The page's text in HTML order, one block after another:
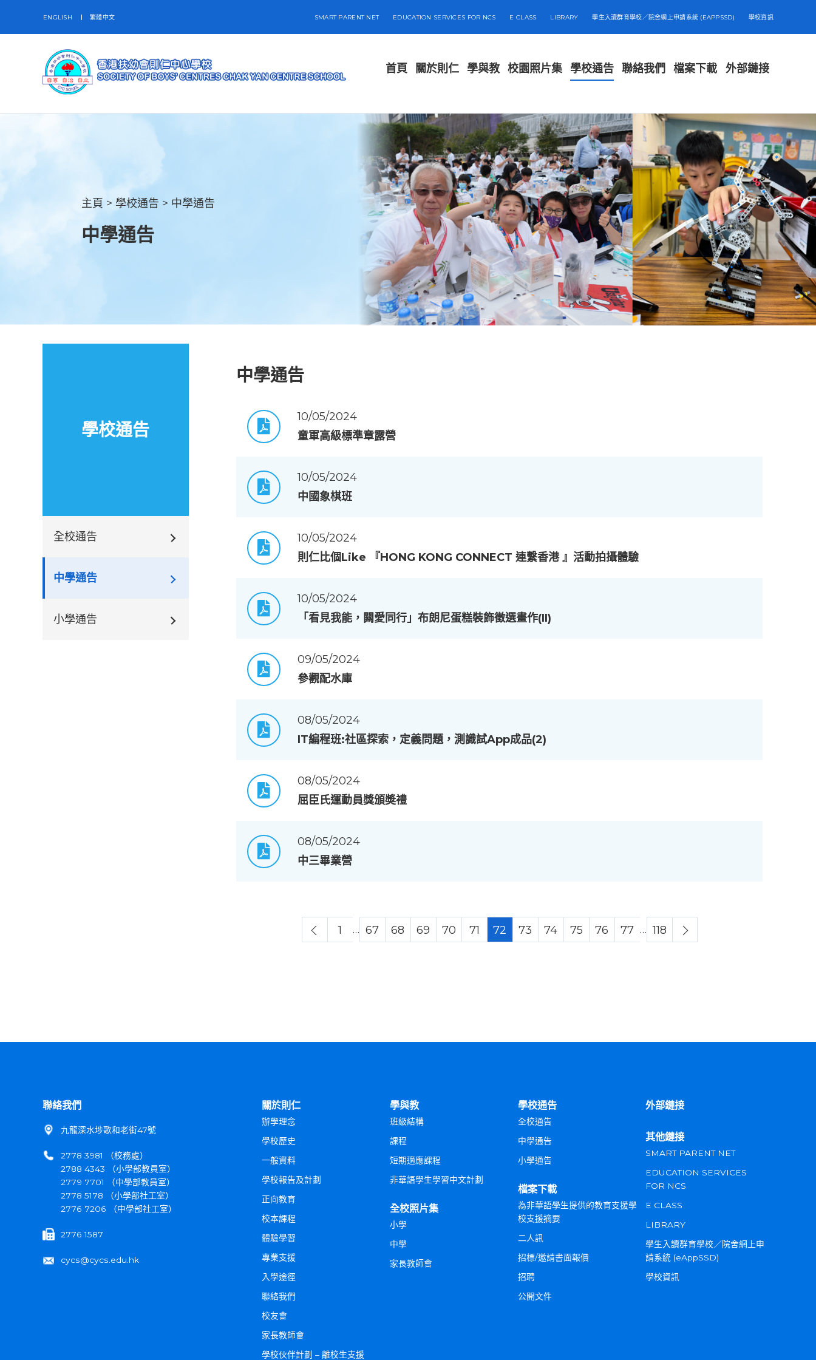
ENGLISH 繁體中文 SMART PARENT NET EDUCATION SERVICES FOR NCS E CLASS LIBRARY 學生入讀群育學校／院舍網上申請系統 (EAPPSSD) 學校資訊
首頁 關於則仁 學與教 校園照片集 學校通告 聯絡我們 檔案下載 外部鏈接
主頁 > 學校通告 > 中學通告
中學通告
學校通告
全校通告
中學通告
小學通告
中學通告
10/05/2024
童軍高級標準章露營
10/05/2024
中國象棋班
10/05/2024
則仁比個Like 『HONG KONG CONNECT 連繫香港 』活動拍攝體驗
10/05/2024
「看見我能，闗愛同行」布朗尼蛋糕裝飾徵選畫作(II)
09/05/2024
參觀配水庫
08/05/2024
IT編程班:社區探索，定義問題，測識試App成品(2)
08/05/2024
屈臣氏運動員獎頒奬禮
08/05/2024
中三畢業營
1 … 67 68 69 70 71 72 73 74 75 76 77 … 118
聯絡我們
九龍深水埗歌和老街47號
2778 3981 （校務處）
2788 4343 （小學部教員室）
2779 7701 （中學部教員室）
2778 5178 （小學部社工室）
2776 7206 （中學部社工室）
2776 1587
cycs@cycs.edu.hk
關於則仁
辦學理念
學校歷史
一般資料
學校報告及計劃
正向教育
校本課程
體驗學習
專業支援
入學途徑
聯絡我們
校友會
家長教師會
學校伙伴計劃 – 離校生支援
學與教
班級結構
課程
短期適應課程
非華語學生學習中文計劃
全校照片集
小學
中學
家長教師會
學校通告
全校通告
中學通告
小學通告
檔案下載
為非華語學生提供的教育支援學
校支援摘要
二人訊
招標/邀請書面報價
招聘
公開文件
外部鏈接
其他鏈接
SMART PARENT NET
EDUCATION SERVICES
FOR NCS
E CLASS
LIBRARY
學生入讀群育學校／院舍網上申
請系統 (eAppSSD)
學校資訊